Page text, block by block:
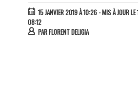
15 JANVIER 2019 À 10:26- MIS À JOUR LE
08:12
PARFLORENT DELIGIA